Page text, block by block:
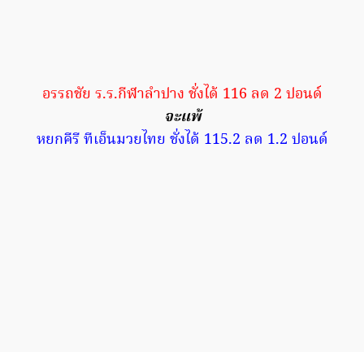
อรรถชัย ร.ร.กีฬาลำปาง ชั่งได้ 116 ลด 2 ปอนด์
จะแพ้
หยกคีรี ทีเอ็นมวยไทย ชั่งได้ 115.2 ลด 1.2 ปอนด์